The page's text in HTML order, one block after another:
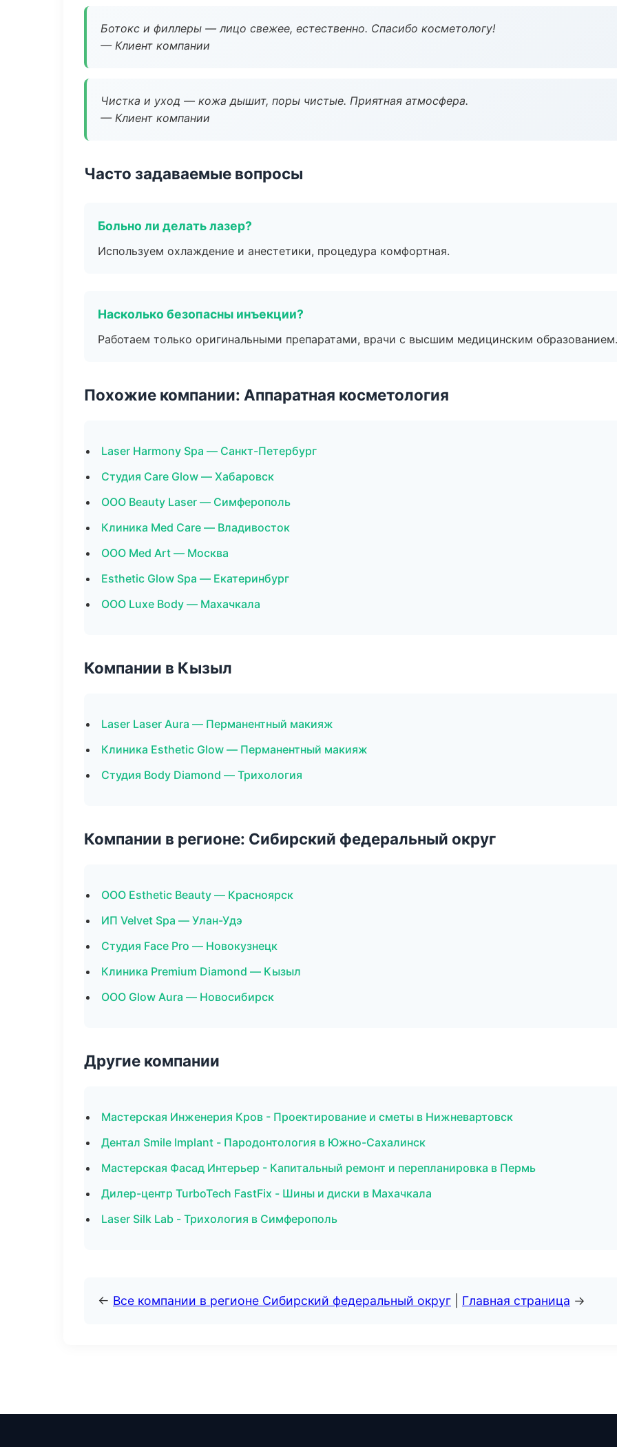
Ботокс и филлеры — лицо свежее, естественно. Спасибо косметологу!
— Клиент компании
Чистка и уход — кожа дышит, поры чистые. Приятная атмосфера.
— Клиент компании
Часто задаваемые вопросы
Больно ли делать лазер?
Используем охлаждение и анестетики, процедура комфортная.
Насколько безопасны инъекции?
Работаем только оригинальными препаратами, врачи с высшим медицинским образованием.
Похожие компании: Аппаратная косметология
Laser Harmony Spa — Санкт-Петербург
Студия Care Glow — Хабаровск
ООО Beauty Laser — Симферополь
Клиника Med Care — Владивосток
ООО Med Art — Москва
Esthetic Glow Spa — Екатеринбург
ООО Luxe Body — Махачкала
Компании в Кызыл
Laser Laser Aura — Перманентный макияж
Клиника Esthetic Glow — Перманентный макияж
Студия Body Diamond — Трихология
Компании в регионе: Сибирский федеральный округ
ООО Esthetic Beauty — Красноярск
ИП Velvet Spa — Улан-Удэ
Студия Face Pro — Новокузнецк
Клиника Premium Diamond — Кызыл
ООО Glow Aura — Новосибирск
Другие компании
Мастерская Инженерия Кров - Проектирование и сметы в Нижневартовск
Дентал Smile Implant - Пародонтология в Южно-Сахалинск
Мастерская Фасад Интерьер - Капитальный ремонт и перепланировка в Пермь
Дилер-центр TurboTech FastFix - Шины и диски в Махачкала
Laser Silk Lab - Трихология в Симферополь
← Все компании в регионе Сибирский федеральный округ Главная страница →